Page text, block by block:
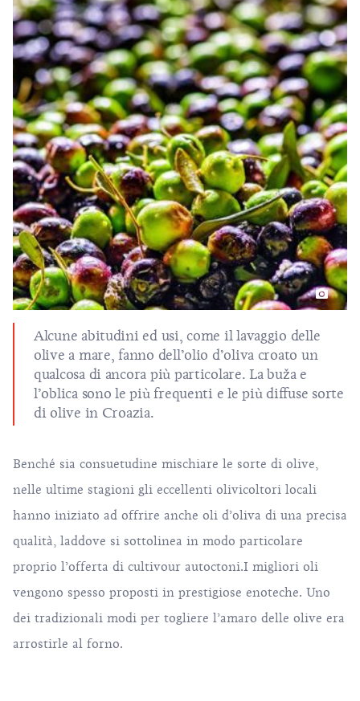
Alcune abitudini ed usi, come il lavaggio delle
olive a mare, fanno dell’olio d’oliva croato un
qualcosa di ancora più particolare. La buža e
l’oblica sono le più frequenti e le più diffuse sorte
di olive in Croazia.
Benché sia consuetudine mischiare le sorte di olive,
nelle ultime stagioni gli eccellenti olivicoltori locali
hanno iniziato ad offrire anche oli d’oliva di una precisa
qualità, laddove si sottolinea in modo particolare
proprio l’offerta di cultivour autoctoni.I migliori oli
vengono spesso proposti in prestigiose enoteche. Uno
dei tradizionali modi per togliere l’amaro delle olive era
arrostirle al forno.